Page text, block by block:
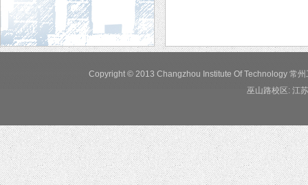
Copyright © 2013 Changzhou Institute Of Technology 常
巫山路校区: 江